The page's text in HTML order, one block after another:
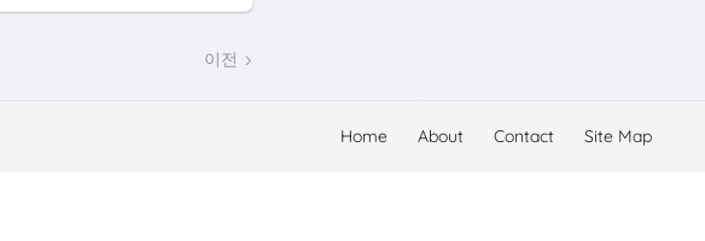
이전
Home About Contact Site Map